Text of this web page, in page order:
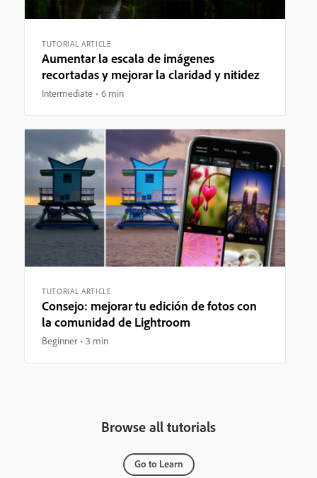
TUTORIAL ARTICLE
Aumentar la escala de imágenes
recortadas y mejorar la claridad y nitidez
Intermediate 6 min
TUTORIAL ARTICLE
Consejo: mejorar tu edición de fotos con
la comunidad de Lightroom
Beginner 3 min
Browse all tutorials
Go to Learn